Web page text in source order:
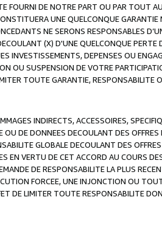
FOURNI DE NOTRE PART OU PAR TOUT
UNE QUELCONQUE
NE SERONS RESPONSABLES
(X) D'UNE QUELCONQUE PERTE
INVESTISSEMENTS, DEPENSES OU
OU SUSPENSION DE VOTRE
TOUTE GARANTIE, RESPONSABILITE
INDIRECTS, ACCESSOIRES,
DE DONNEES DECOULANT DES OFFRES
GLOBALE DECOULANT DES
EN VERTU DE CET ACCORD AU COURS
DE RESPONSABILITE LA PLUS
FORCEE, UNE INJONCTION OU
DE LIMITER TOUTE RESPONSABILITE